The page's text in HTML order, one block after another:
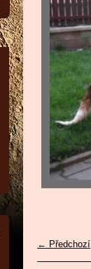
← Předchozí